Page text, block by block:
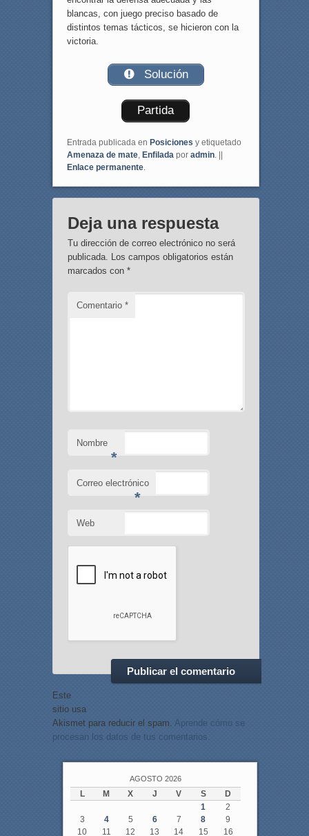
blancas, con juego preciso basado de
distintos temas tácticos, se hicieron con la
victoria.
Solución
Partida
Entrada publicada en Posiciones y etiquetado
Amenaza de mate, Enfilada por admin. ||
Enlace permanente.
Deja una respuesta
Tu dirección de correo electrónico no será
publicada. Los campos obligatorios están
marcados con *
Comentario *
Nombre
*
Correo electrónico
*
Web
Este
sitio usa
Akismet para reducir el spam. Aprende cómo se
procesan los datos de tus comentarios.
AGOSTO 2026
L M X J V S
D
1
2
3
4 5 6 7 8
9
10
11 12 13 14 15
16